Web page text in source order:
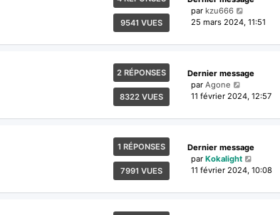
9541 VUES
par kzu666
25 mars 2024, 11:51
2 RÉPONSES
8322 VUES
Dernier message
par Agone
11 février 2024, 12:57
1 RÉPONSES
7991 VUES
Dernier message
par Kokalight
11 février 2024, 10:08